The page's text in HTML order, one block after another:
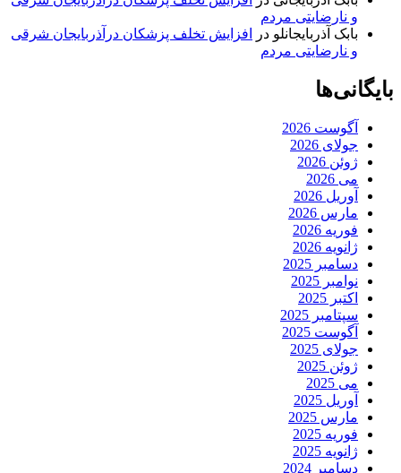
و نارضایتی مردم
بابک آذربایجانلو در
افزایش تخلف پزشکان درآذربایجان شرقی
و نارضایتی مردم
بایگانی‌ها
آگوست 2026
جولای 2026
ژوئن 2026
می 2026
آوریل 2026
مارس 2026
فوریه 2026
ژانویه 2026
دسامبر 2025
نوامبر 2025
اکتبر 2025
سپتامبر 2025
آگوست 2025
جولای 2025
ژوئن 2025
می 2025
آوریل 2025
مارس 2025
فوریه 2025
ژانویه 2025
دسامبر 2024